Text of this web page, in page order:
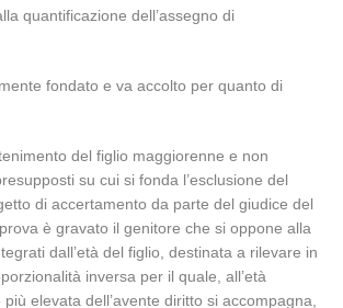
quantificazione dell’assegno di
fondato e va accolto per quanto di
del figlio maggiorenne e non
su cui si fonda l’esclusione del
di accertamento da parte del giudice del
è gravato il genitore che si oppone alla
dall’età del figlio, destinata a rilevare in
inversa per il quale, all’età
elevata dell’avente diritto si accompagna,